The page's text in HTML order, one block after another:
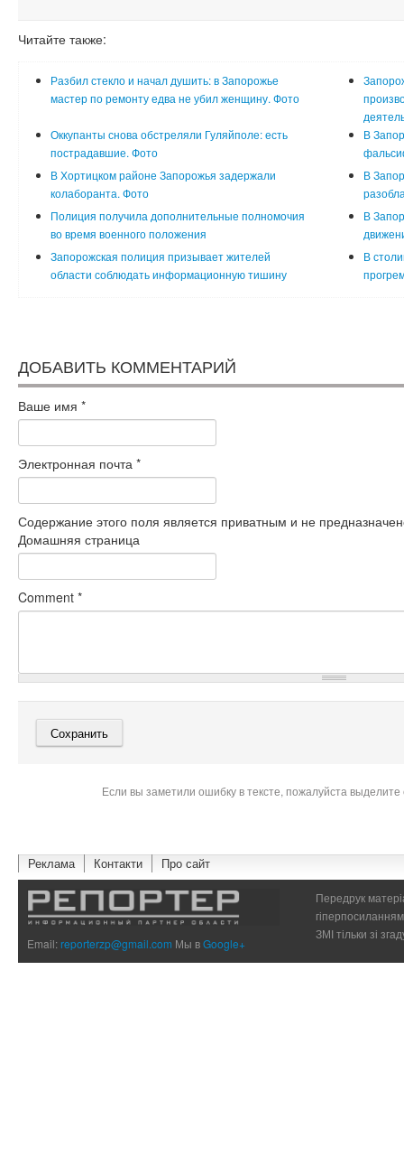
Читайте также:
Разбил стекло и начал душить: в Запорожье
мастер по ремонту едва не убил женщину. Фото
Оккупанты снова обстреляли Гуляйполе: есть
пострадавшие. Фото
В
В Хортицком районе Запорожья задержали
колаборанта. Фото
В
Полиция получила дополнительные полномочия
во время военного положения
В
Запорожская полиция призывает жителей
области соблюдать информационную тишину
В
ДОБАВИТЬ КОММЕНТАРИЙ
Ваше имя *
Электронная почта *
Содержание этого поля является приватным и не
Домашняя страница
Comment *
Если вы заметили ошибку в тексте, пожалуйста
Реклама Контакти Про сайт
Email:reporterzp@gmail.com Мы вGoogle+
Передрук
ЗМІ тільки зі